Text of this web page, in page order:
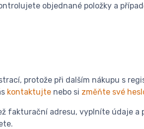
objednané položky a
protože při dalším nákupu s
kontaktujte nebo si změňte své
fakturační adresu, vyplníte údaje a